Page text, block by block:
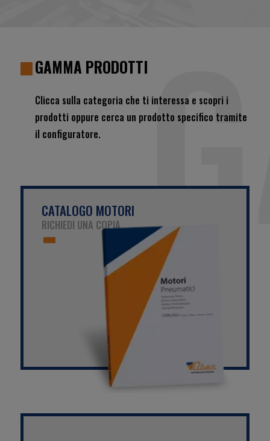
GAMMA PRODOTTI
Clicca sulla categoria che ti interessa e scopri i
prodotti oppure cerca un prodotto specifico tramite
il configuratore.
CATALOGO MOTORI
RICHIEDI UNA COPIA